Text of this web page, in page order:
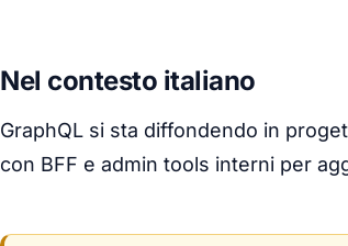
Nel contesto italiano
GraphQL si sta diffondendo in
con BFF e admin tools interni per